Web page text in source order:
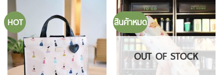
HOT สินค้าหมด
OUT OF STOCK